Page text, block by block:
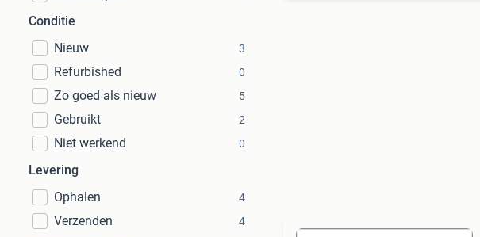
Conditie
Nieuw
3
Refurbished 0
Zo goed als nieuw 5
Gebruikt 2
Niet werkend 0
Levering
Ophalen
4
Verzenden 4